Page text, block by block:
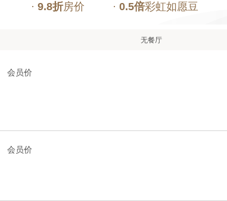
· 9.8折房价 · 0.5倍彩虹如愿豆
无餐厅
会员价
会员价